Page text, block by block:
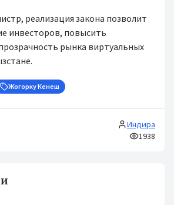
реализация закона позволит
инвесторов, повысить
рынка виртуальных
Жогорку Кенеш
Индира
1938